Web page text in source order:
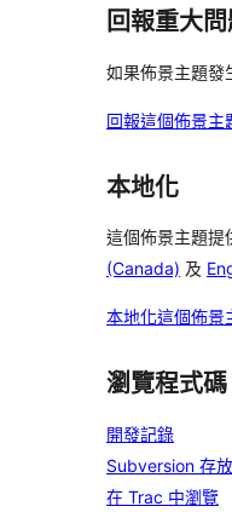
回報重大
如果佈景主題發
回報這個佈景主
本地化
這個佈景主題提
(Canada) 及
本地化這個佈景
瀏覽程式碼
開發記錄
Subversion 存
在 Trac 中瀏覽